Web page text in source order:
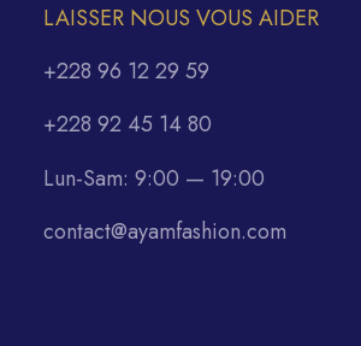
LAISSER NOUS VOUS AIDER
+228 96 12 29 59
+228 92 45 14 80
Lun-Sam: 9:00 — 19:00
contact@ayamfashion.com